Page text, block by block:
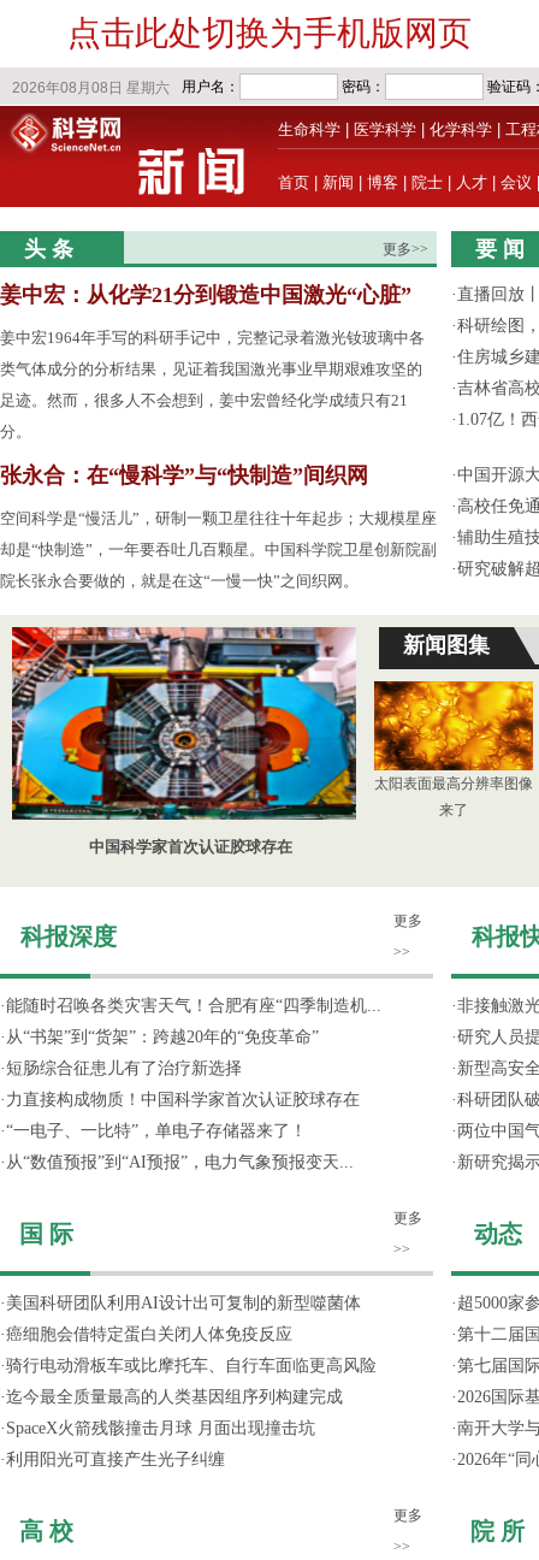
点击此处切换为手机版网页
生命科学 医学科学 化学科学 工
首页 新闻 博客 院士 人才 会议
头 条 更多>>
姜中宏：从化学21分到锻造中国激光“心脏”
姜中宏1964年手写的科研手记中，完整记录着激光钕玻璃中各
类气体成分的分析结果，见证着我国激光事业早期艰难攻坚的
足迹。然而，很多人不会想到，姜中宏曾经化学成绩只有21
分。
张永合：在“慢科学”与“快制造”间织网
空间科学是“慢活儿”，研制一颗卫星往往十年起步；大规模星座
却是“快制造”，一年要吞吐几百颗星。中国科学院卫星创新院副
院长张永合要做的，就是在这“一慢一快”之间织网。
要 闻
·直播回放
·科研绘图
·住房城乡
·吉林省高
· 1.07亿！
·中国开源
· 高校任免
·辅助生殖
·研究破解
中国科学家首次认证胶球存在
新闻图集
太阳表面最高分辨率图像
来了
科报深度
更多
>>
·能随时召唤各类灾害天气！合肥有座“四季制造机...
· 从“书架”到“货架”：跨越20年的“免疫革命”
· 短肠综合征患儿有了治疗新选择
· 力直接构成物质！中国科学家首次认证胶球存在
·“一电子、一比特”，单电子存储器来了！
· 从“数值预报”到“AI预报”，电力气象预报变天...
国 际
更多
>>
· 美国科研团队利用AI设计出可复制的新型噬菌体
·癌细胞会借特定蛋白关闭人体免疫反应
·骑行电动滑板车或比摩托车、自行车面临更高风险
·迄今最全质量最高的人类基因组序列构建完成
· SpaceX火箭残骸撞击月球 月面出现撞击坑
·利用阳光可直接产生光子纠缠
高 校
更多
>>
科报
·非接触激
·研究人员
· 新型高安
·科研团队
· 两位中国
· 新研究揭
动态
· 超5000家
·第十二届
·第七届国
·2026国际
·南开大学
·2026年“
院 所